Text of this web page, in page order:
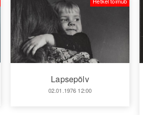
Lapsepõlv
02.01.1976 12:00